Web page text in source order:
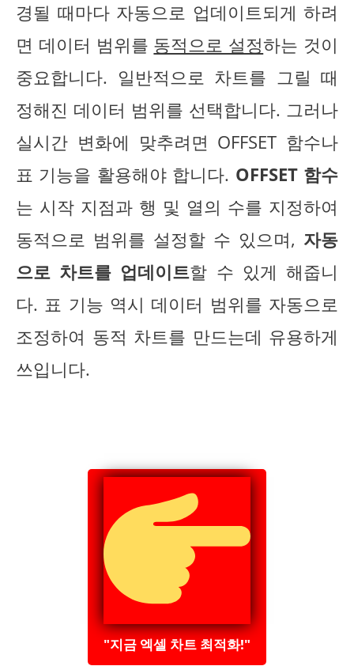
경될 때마다 자동으로 업데이트되게 하려
면 데이터 범위를 동적으로 설정하는 것이
중요합니다. 일반적으로 차트를 그릴 때
정해진 데이터 범위를 선택합니다. 그러나
실시간 변화에 맞추려면 OFFSET 함수나
표 기능을 활용해야 합니다. OFFSET 함수
는 시작 지점과 행 및 열의 수를 지정하여
동적으로 범위를 설정할 수 있으며, 자동
으로 차트를 업데이트할 수 있게 해줍니
다. 표 기능 역시 데이터 범위를 자동으로
조정하여 동적 차트를 만드는데 유용하게
쓰입니다.
"지금 엑셀 차트 최적화!"